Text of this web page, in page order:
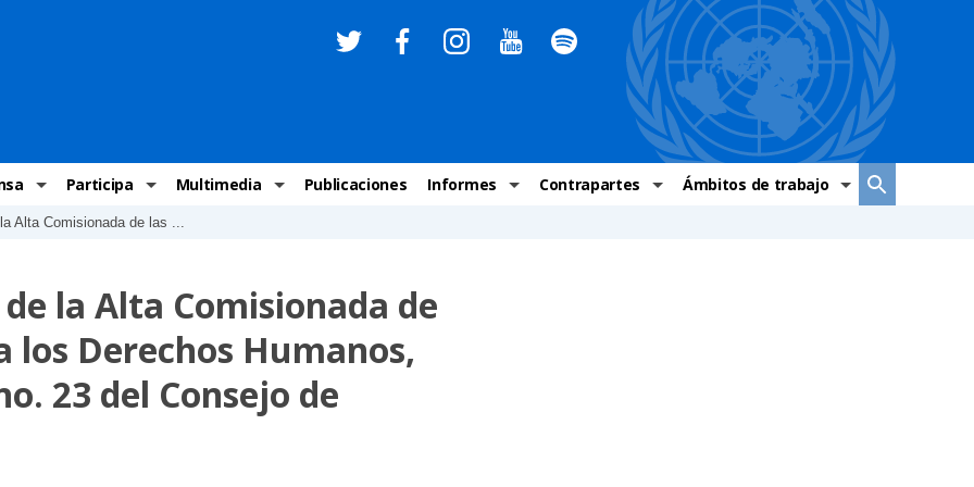
Humanos
Recomendaciones DH
BJDH
Comunicados Nacionales
ONU-DH
DH
Participa
Invitaciones
Multimedia
Infografías
Vídeos
Audios
Campañas
Publicaciones Informes
Relatorías y grupos de trabajo
Contrapartes Ámbitos de trabajo
Alta Comisionada de las ...
la Alta Comisionada de
los Derechos Humanos,
23 del Consejo de